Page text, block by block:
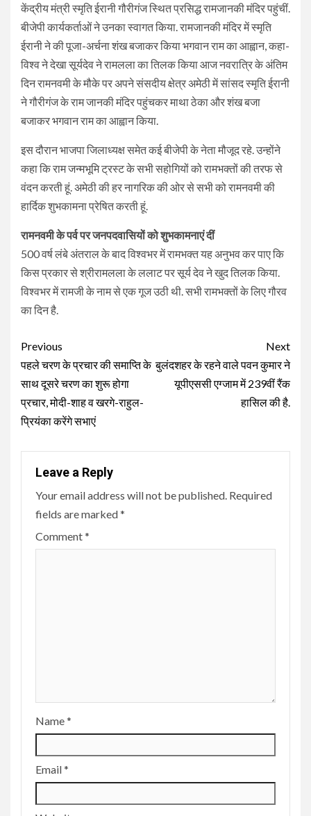
केंद्रीय मंत्री स्मृति ईरानी गौरीगंज स्थित प्रसिद्ध रामजानकी मंदिर पहुंचीं.
बीजेपी कार्यकर्ताओं ने उनका स्वागत किया. रामजानकी मंदिर में स्मृति
ईरानी ने की पूजा-अर्चना शंख बजाकर किया भगवान राम का आह्वान, कहा-
विश्व ने देखा सूर्यदेव ने रामलला का तिलक किया आज नवरात्रि के अंतिम
दिन रामनवमी के मौके पर अपने संसदीय क्षेत्र अमेठी में सांसद स्मृति ईरानी
ने गौरीगंज के राम जानकी मंदिर पहुंचकर माथा ठेका और शंख बजा
बजाकर भगवान राम का आह्वान किया.
इस दौरान भाजपा जिलाध्यक्ष समेत कई बीजेपी के नेता मौजूद रहे. उन्होंने
कहा कि राम जन्मभूमि ट्रस्ट के सभी सहोगियों को रामभक्तों की तरफ से
वंदन करती हूं. अमेठी की हर नागरिक की ओर से सभी को रामनवमी की
हार्दिक शुभकामना प्रेषित करती हूं.
रामनवमी के पर्व पर जनपदवासियों को शुभकामनाएं दीं
500 वर्ष लंबे अंतराल के बाद विश्वभर में रामभक्त यह अनुभव कर पाए कि
किस प्रकार से श्रीरामलला के ललाट पर सूर्य देव ने खुद तिलक किया.
विश्वभर में रामजी के नाम से एक गूज उठी थी. सभी रामभक्तों के लिए गौरव
का दिन है.
Continue
Reading
Previous
पहले चरण के प्रचार की समाप्ति के
साथ दूसरे चरण का शुरू होगा
प्रचार, मोदी-शाह व खरगे-राहुल-
प्रियंका करेंगे सभाएं
Next
बुलंदशहर के रहने वाले पवन कुमार ने
यूपीएससी एग्जाम में 239वीं रैंक
हासिल की है.
Leave a Reply
Your email address will not be published. Required
fields are marked*
Comment*
Name*
Email*